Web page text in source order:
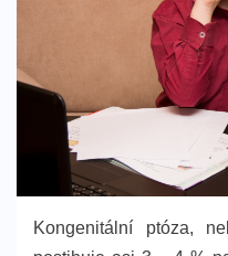
Kongenitální ptóza,